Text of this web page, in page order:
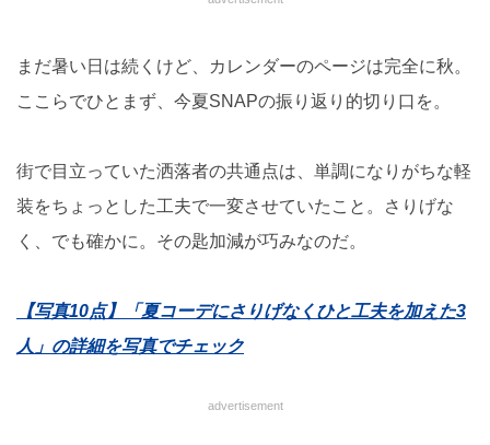
まだ暑い日は続くけど、カレンダーのページは完全に秋。
ここらでひとまず、今夏SNAPの振り返り的切り口を。
街で目立っていた洒落者の共通点は、単調になりがちな軽
装をちょっとした工夫で一変させていたこと。さりげな
く、でも確かに。その匙加減が巧みなのだ。
【写真10点】「夏コーデにさりげなくひと工夫を加えた3
人」の詳細を写真でチェック
advertisement